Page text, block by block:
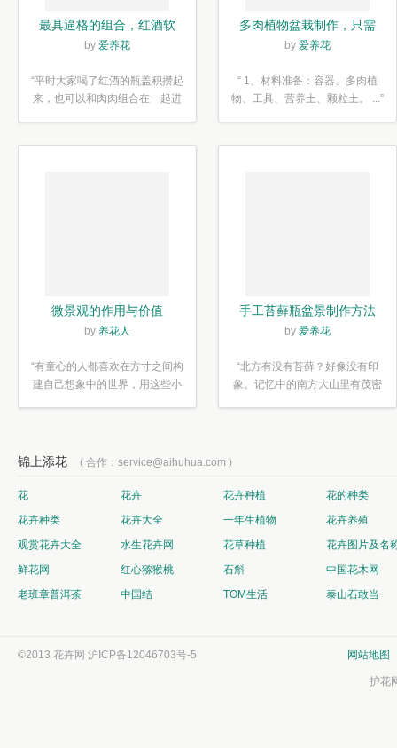
最具逼格的组合，红酒软
木塞diy多肉植物盆栽
by 爱养花
“平时大家喝了红酒的瓶盖积攒起
来，也可以和肉肉组合在一起进
多肉植物盆栽制作，只需
简单6步
by 爱养花
“ 1、材料准备：容器、多肉植
物、工具、营养土、颗粒土。 ...”
微景观的作用与价值
by 养花人
“有童心的人都喜欢在方寸之间构
建自己想象中的世界，用这些小
手工苔藓瓶盆景制作方法
by 爱养花
“北方有没有苔藓？好像没有印
象。记忆中的南方大山里有茂密
锦上添花 ( 合作：service@aihuhua.com )
花 花卉 花卉种植
花的种类
花卉种类
花卉大全 一年生植物
花卉养殖
观赏花卉大全
水生花卉网 花草种植
花卉图片及名
鲜花网
红心猕猴桃 石斛
中国花木网
老班章普洱茶
中国结 TOM生活 泰山石敢当
©2013 花卉网 沪ICP备12046703号-5 网站地图
护花